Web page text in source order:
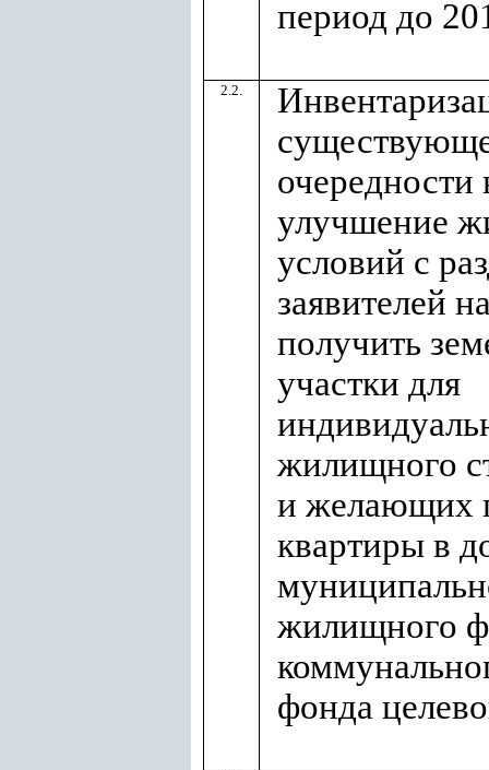
период до
2.2.
очередности
улучшение
условий с
заявителей
получить
участки для
жилищного
и желающих
квартиры в
жилищного
фонда